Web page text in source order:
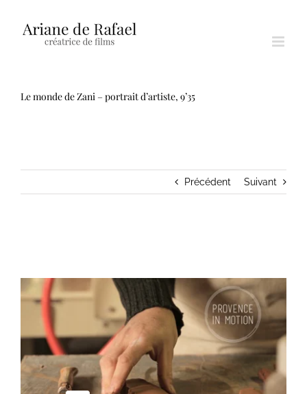
Le monde de Zani – portrait d’artiste, 9’35
Précédent Suivant